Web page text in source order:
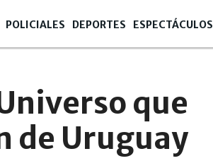
POLICIALES DEPORTES ESPECTÁCULOS
que
de Uruguay